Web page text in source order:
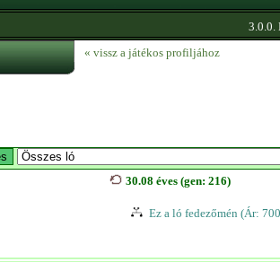
3.0.0.
« vissz a játékos profiljához
30.08 éves (gen: 216)
Ez a ló fedezőmén (Ár: